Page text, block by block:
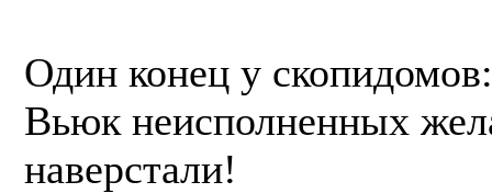
Один конец у
Вьюк неисполненных
наверстали!